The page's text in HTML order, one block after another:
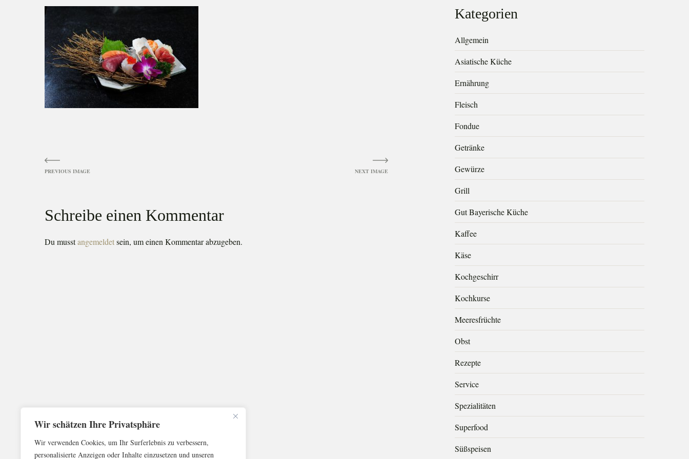
Wir schätzen Ihre Privatsphäre
Wir verwenden Cookies, um Ihr Surferlebnis zu verbessern,
personalisierte Anzeigen oder Inhalte einzusetzen und unseren
Image
Schreibe einen Kommentar
Du musstangemeldetsein, um einen Kommentar abzugeben.
Kategorien
Allgemein
Asiatische Küche
Ernährung
Fleisch
Fondue
Getränke
Gewürze
Grill
Gut Bayerische Küche
Kaffee
Käse
Kochgeschirr
Kochkurse
Meeresfrüchte
Obst
Rezepte
Service
Spezialitäten
Superfood
Süßspeisen